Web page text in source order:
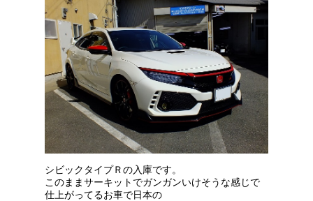
シビックタイプＲの入庫です。
このままサーキットでガンガンいけそうな感じで
仕上がってるお車で日本の